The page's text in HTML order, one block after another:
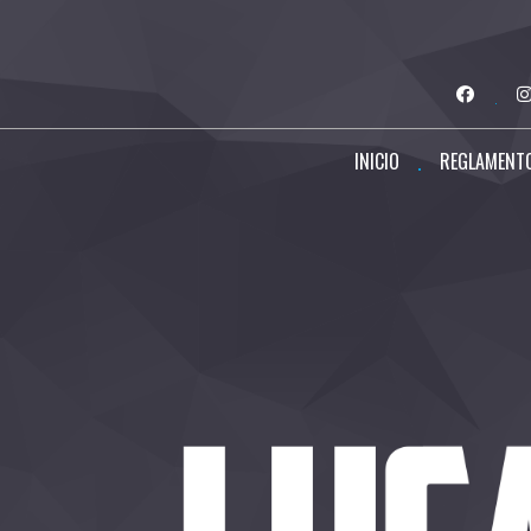
INICIO